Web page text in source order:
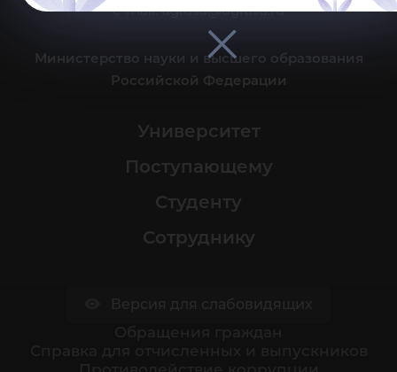
e-mail:ugrasu@ugrasu.ru
Министерство науки и высшего образования
Российской Федерации
Университет
Поступающему
Студенту
Сотруднику